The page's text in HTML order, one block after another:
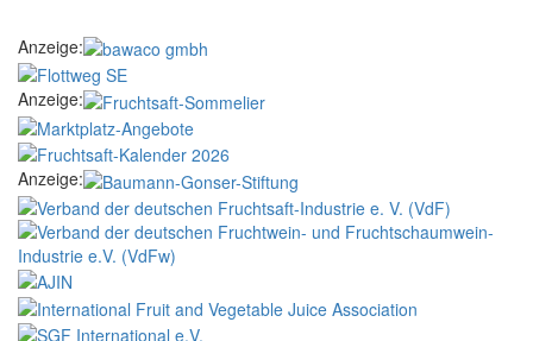
Anzeige:
Anzeige:
Anzeige: